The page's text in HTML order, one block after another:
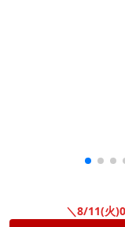
＼8/11(火